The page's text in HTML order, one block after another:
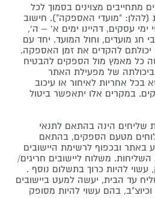
מצוינים בסמוך לכל
(להלן: "מועדי האספקה"). חישוב
עסקים, דהיינו ימים א' – ה',
חג מועדים, וחול המועד. יחד עם
להקדים את זמן האספקה.
כל מאמץ מול הספקים להבטיח
של מפעילת האתר
בכל אחריות לאיחור או עיכוב
במקרים אלו יתאפשר ביטול
שליחים הינה בהתאם לתנאי
מטעם הספקים, בהתאם
ובכפוף לרשימת היישובים
משלוח ליישובים חריגים/
להיות כרוך בתשלום נוסף .
עד הבית, יעשה למעט ביישובים
בהם עשוי להיות מסופק